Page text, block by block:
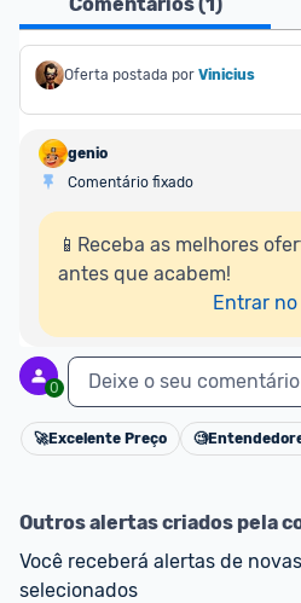
Oferta postada por Vinicius
genio
Comentário fixado
📱Receba as melhores
antes que acabem!
Entrar
0 Deixe o seu comentário
🚀Excelente Preço 🧐
Outros alertas criados pela
Você receberá alertas de
selecionados